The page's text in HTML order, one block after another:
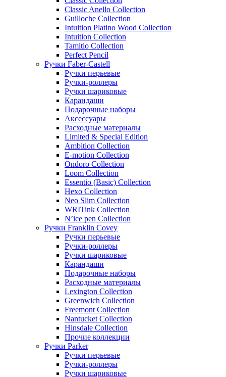
Classic Anello Collection
Guilloche Collection
Intuition Platino Wood Collection
Intuition Collection
Tamitio Collection
Perfect Pencil
Ручки Faber-Castell
Ручки перьевые
Ручки-роллеры
Ручки шариковые
Карандаши
Подарочные наборы
Аксессуары
Расходные материалы
Limited & Special Edition
Ambition Collection
E-motion Collection
Ondoro Collection
Loom Collection
Essentio (Basic) Collection
Hexo Collection
Neo Slim Collection
WRITink Collection
N’ice pen Collection
Ручки Franklin Covey
Ручки перьевые
Ручки-роллеры
Ручки шариковые
Карандаши
Подарочные наборы
Расходные материалы
Lexington Collection
Greenwich Collection
Freemont Collection
Nantucket Collection
Hinsdale Collection
Прочие коллекции
Ручки Parker
Ручки перьевые
Ручки-роллеры
Ручки шариковые